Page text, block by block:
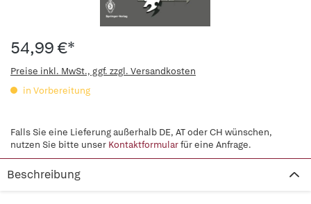
54,99 €*
Preise inkl. MwSt., ggf. zzgl. Versandkosten
in Vorbereitung
Falls Sie eine Lieferung außerhalb DE, AT oder CH wünschen,
nutzen Sie bitte unser Kontaktformularfür eine Anfrage.
Beschreibung